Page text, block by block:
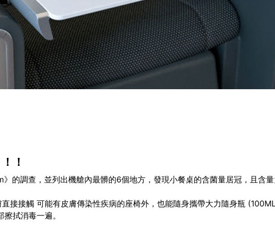
！
的調查，並列出機艙內最髒的6個地方，發現小餐桌的含菌量居冠，且含量
接接觸 可能有皮膚傳染性疾病的座椅外，也能隨身攜帶大力隨身瓶
拭消毒一遍。